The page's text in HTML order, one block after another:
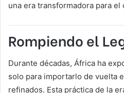
una era transformadora para el
Rompiendo el
Durante décadas, África ha
solo para importarlo de vuelta
refinados. Esta práctica de la